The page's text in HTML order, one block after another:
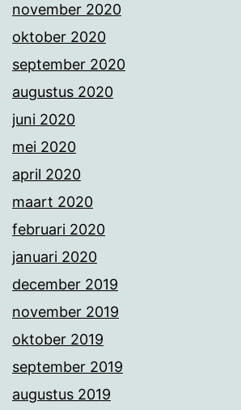
november 2020
oktober 2020
september 2020
augustus 2020
juni 2020
mei 2020
april 2020
maart 2020
februari 2020
januari 2020
december 2019
november 2019
oktober 2019
september 2019
augustus 2019